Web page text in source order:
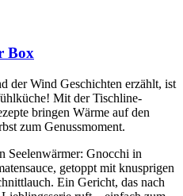
Box
der Wind Geschichten erzählt, ist
Mit der Tischline-
bringen Wärme auf den
zum Genussmoment.
Seelenwärmer: Gnocchi in
getoppt mit knusprigen
Ein Gericht, das nach